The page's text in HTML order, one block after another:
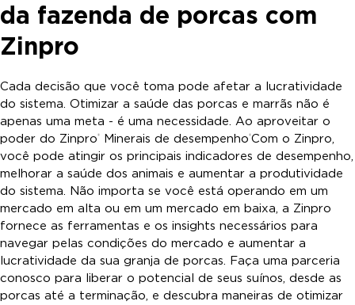
da fazenda de porcas com
Zinpro
Cada decisão que você toma pode afetar a lucratividade
do sistema. Otimizar a saúde das porcas e marrãs não é
apenas uma meta - é uma necessidade. Ao aproveitar o
poder do Zinpro® Minerais de desempenho®Com o Zinpro,
você pode atingir os principais indicadores de desempenho,
melhorar a saúde dos animais e aumentar a produtividade
do sistema. Não importa se você está operando em um
mercado em alta ou em um mercado em baixa, a Zinpro
fornece as ferramentas e os insights necessários para
navegar pelas condições do mercado e aumentar a
lucratividade da sua granja de porcas. Faça uma parceria
conosco para liberar o potencial de seus suínos, desde as
porcas até a terminação, e descubra maneiras de otimizar